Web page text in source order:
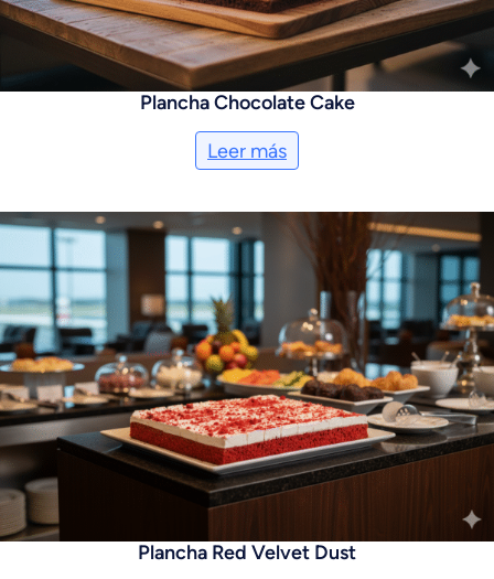
Plancha Chocolate Cake
Leer más
Plancha Red Velvet Dust